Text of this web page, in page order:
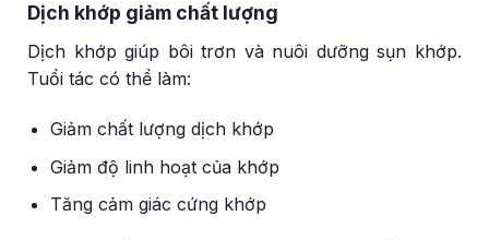
Dịch khớp giảm chất lượng
Dịch khớp giúp bôi trơn và nuôi dưỡng sụn khớp.
Tuổi tác có thể làm:
Giảm chất lượng dịch khớp
Giảm độ linh hoạt của khớp
Tăng cảm giác cứng khớp